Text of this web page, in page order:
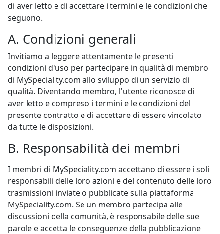
di aver letto e di accettare i termini e le condizioni che
seguono.
A. Condizioni generali
Invitiamo a leggere attentamente le presenti
condizioni d'uso per partecipare in qualità di membro
di MySpeciality.com allo sviluppo di un servizio di
qualità. Diventando membro, l'utente riconosce di
aver letto e compreso i termini e le condizioni del
presente contratto e di accettare di essere vincolato
da tutte le disposizioni.
B. Responsabilità dei membri
I membri di MySpeciality.com accettano di essere i soli
responsabili delle loro azioni e del contenuto delle loro
trasmissioni inviate o pubblicate sulla piattaforma
MySpeciality.com. Se un membro partecipa alle
discussioni della comunità, è responsabile delle sue
parole e accetta le conseguenze della pubblicazione